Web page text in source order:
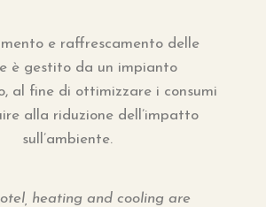
e raffrescamento delle
è gestito da un impianto
al fine di ottimizzare i consumi
alla riduzione dell’impatto
sull’ambiente.
heating and cooling are